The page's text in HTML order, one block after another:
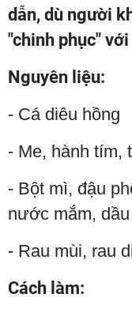
dẫn, dù người
"chinh phục"
Nguyên liệu:
- Cá diêu hồng
- Me, hành tím,
- Bột mì, đậu
nước mắm,
- Rau mùi, rau
Cách làm: